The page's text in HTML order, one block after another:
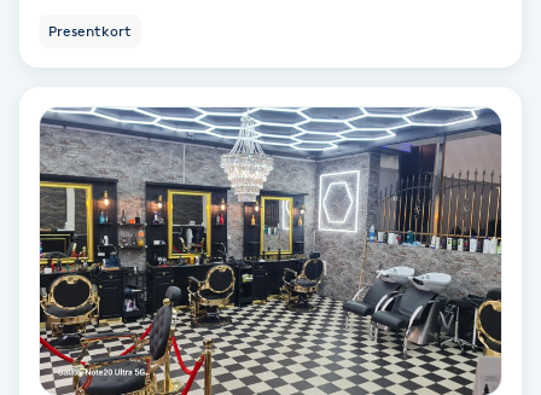
Naprapati
Navelpiercing
NBE-massage
Ny frisyr
Presentkort